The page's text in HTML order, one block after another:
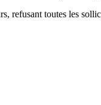
refusant toutes les